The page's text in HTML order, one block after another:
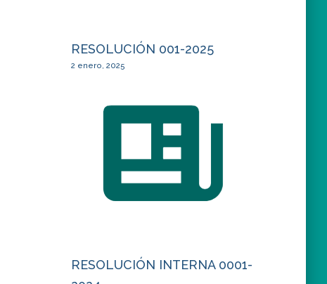
RESOLUCIÓN 001-2025
2 enero, 2025
RESOLUCIÓN INTERNA 0001-